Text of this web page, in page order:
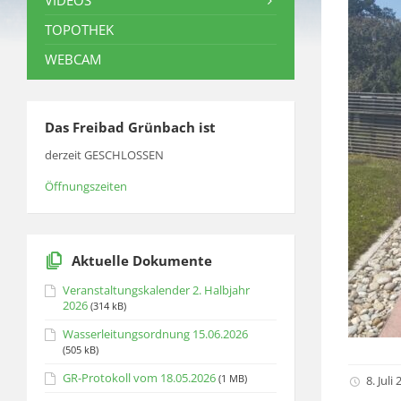
8. Juli
TOPOTHEK
WEBCAM
Das Freibad Grünbach ist
derzeit GESCHLOSSEN
Öffnungszeiten
Aktuelle Dokumente
Veranstaltungskalender 2. Halbjahr
2026 (314 kB)
Wasserleitungsordnung 15.06.2026
(505 kB)
GR-Protokoll vom 18.05.2026 (1 MB)